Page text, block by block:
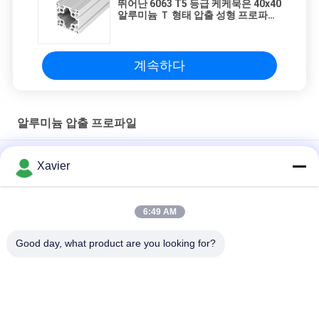
뛰어난 6063 T5 등급 케케묵은 40x40
알루미늄 Ｔ 형태 압출 성형 프로파일
계속하다
알루미늄 압출 프로파일
합금 부문 Ｔ 슬롯 6063 알류미늄 압출은 8080 4040 시리즈를 돋
Xavier
6:49 AM
Good day, what product are you looking for?